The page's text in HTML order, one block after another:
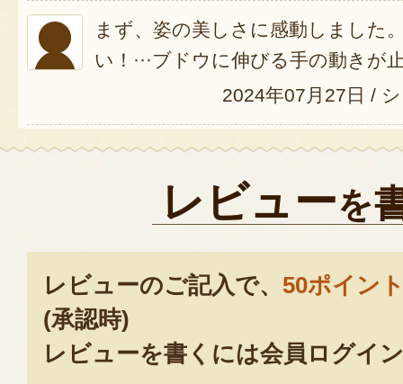
まず、姿の美しさに感動しました
い！···ブドウに伸びる手の動きが
2024年07月27日 /
孫はデラウェアが一番好き！
に答えて贈りました粒が大きく、
今年もプレゼント楽しみに待って
2023年06月
孫のデラウェアが一番好きに答え
きく、甘く大感激してましたので
た
レビューを
レビューのご記入で、 50ポイン
(承認時)
レビューを書くには会員ログイ